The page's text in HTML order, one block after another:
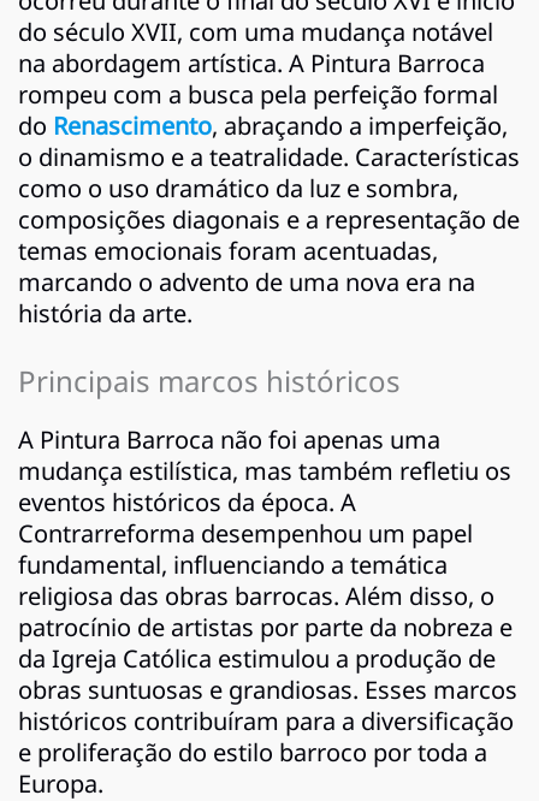
do século XVII, com uma mudança notável
na abordagem artística. A Pintura Barroca
rompeu com a busca pela perfeição formal
do Renascimento, abraçando a imperfeição,
o dinamismo e a teatralidade. Características
como o uso dramático da luz e sombra,
composições diagonais e a representação de
temas emocionais foram acentuadas,
marcando o advento de uma nova era na
história da arte.
Principais marcos históricos
A Pintura Barroca não foi apenas uma
mudança estilística, mas também refletiu os
eventos históricos da época. A
Contrarreforma desempenhou um papel
fundamental, influenciando a temática
religiosa das obras barrocas. Além disso, o
patrocínio de artistas por parte da nobreza e
da Igreja Católica estimulou a produção de
obras suntuosas e grandiosas. Esses marcos
históricos contribuíram para a diversificação
e proliferação do estilo barroco por toda a
Europa.